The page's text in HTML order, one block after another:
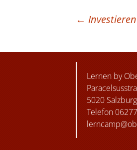
←
Lernen by
5020 Salzburg
Telefon